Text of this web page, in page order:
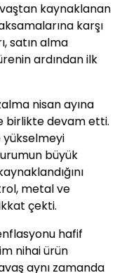
kaynaklanan
karşı
satın alma
ardından ilk
nisan ayına
birlikte devam etti.
büyük
metal ve
çekti.
hafif
nihai ürün
aynı zamanda